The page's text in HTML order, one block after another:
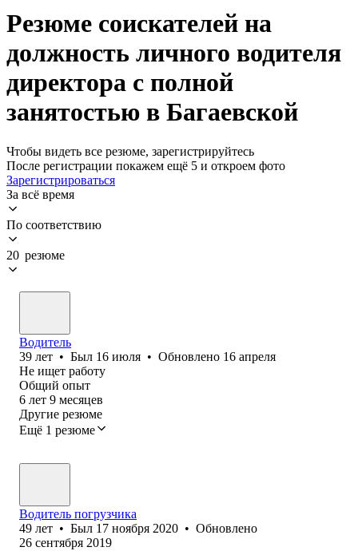
Резюме соискателей на
должность личного водителя
директора с полной
занятостью в Багаевской
Чтобы видеть все резюме, зарегистрируйтесь
После регистрации покажем ещё 5 и откроем фото
Зарегистрироваться
За всё время
По соответствию
20 резюме
Водитель
39 лет • Был 16 июля • Обновлено 16 апреля
Не ищет работу
Общий опыт
6 лет 9 месяцев
Другие резюме
Ещё 1 резюме
Водитель погрузчика
49 лет • Был 17 ноября 2020 • Обновлено
26 сентября 2019